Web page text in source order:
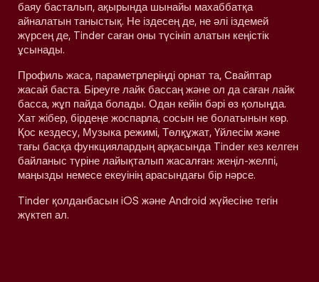
баяу басталып, ақырында шынайы махаббатқа
айналатын таныстық. Не іздесең де, не әлі іздемей
жүрсең де, Tinder саған оны түсініп алатын кеңістік
ұсынады.
Профиль жаса, параметрлеріңді орнат та, Свайптар
жасай баста. Біреуге лайк бассаң және ол да саған лайк
басса, жұп пайда болады. Одан кейін бәрі өз қолыңда.
Хат жібер, бірдеңе жоспарла, сосын не болатынын көр.
Қос кездесу, Музыка режимі, Төлқұжат, Үйлесім және
тағы басқа функциялардың арқасында Tinder кез келген
байланыс түріне лайықталып жасалған: жеңіл-желпі,
маңызды немесе екеуінің арасындағы бір нәрсе.
Tinder қолданбасын iOS және Android жүйесіне тегін
жүктеп ал.